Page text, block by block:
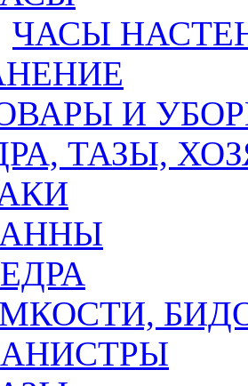
ЧАСЫ
И
ТАЗЫ,